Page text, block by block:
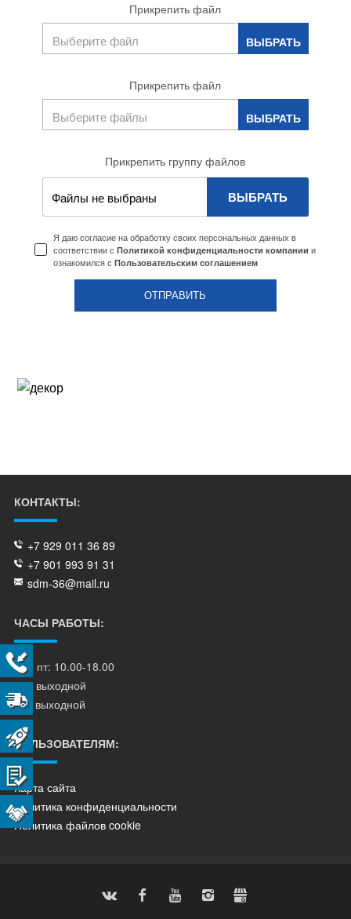
Прикрепить файл
Прикрепить файл
Прикрепить группу файлов
Файлы не выбраны ВЫБРАТЬ
Я даю согласие на обработку своих персональных данных в
соответствии с Политикой конфиденциальности компании и
ознакомился с Пользовательским соглашением
КОНТАКТЫ:
+7 929 011 36 89
+7 901 993 91 31
sdm-36@mail.ru
ЧАСЫ РАБОТЫ:
пн - пт: 10.00-18.00
сб - выходной
вс - выходной
ПОЛЬЗОВАТЕЛЯМ:
Карта сайта
Политика конфиденциальности
Политика файлов cookie